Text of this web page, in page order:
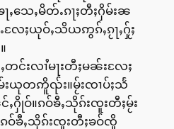
ႃႇသေႇမိတ်ႉၵႃႈတီႈႁိမ်းၼ
ႄႈယုဝ်ႇသိယဢွၵ်ႇၵႂႃႇႁႂ်ႈ
တင်းလၢႆမႃးတီႈမၼ်းလႄႈ
မ်းယုတဢိူၺ်း။မႂ်းၸၢပ်ႈသႅ
ႁိုဝ်။ၵဝ်ၶီႇသိုၵ်းၸူးတီႈမႂ်း
ဝ်ၶီႇသိုၵ်းၸူးတီႈၶဝ်ၸိူ